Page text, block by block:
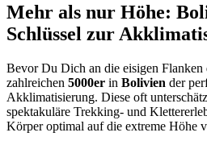
Mehr als nur Höhe:
Schlüssel zur
Bevor Du Dich an die eisigen Flanken
zahlreichen 5000er in Bolivien der
Akklimatisierung. Diese oft
spektakuläre Trekking- und
Körper optimal auf die extreme Höhe